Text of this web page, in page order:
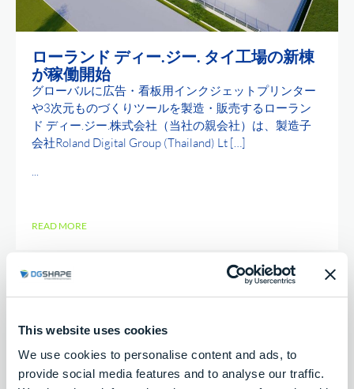
This website uses cookies
We use cookies to personalise content and ads, to
provide social media features and to analyse our traffic.
ローランド ディー.ジー. タイ工場の新棟
が稼働開始
グローバルに広告・看板用インクジェットプリンター
や3次元ものづくりツールを製造・販売するローラン
ド ディー.ジー.株式会社（当社の親会社）は、製造子
会社Roland Digital Group (Thailand) Lt […]
...
READ MORE